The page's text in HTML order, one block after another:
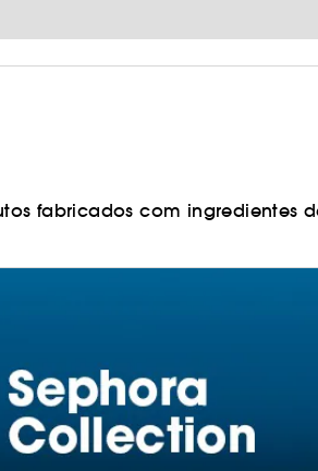
fabricados com ingredientes